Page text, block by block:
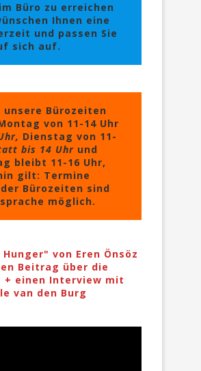
Büro zu erreichen
Ihnen eine
und passen Sie
sich auf.
unsere Bürozeiten
von 11-14 Uhr
Dienstag von 11-
bis 14 Uhrund
bleibt 11-16 Uhr,
gilt: Termine
Bürozeiten sind
möglich.
von Eren Önsöz
Beitrag über die
+ einen Interview mit
van den Burg